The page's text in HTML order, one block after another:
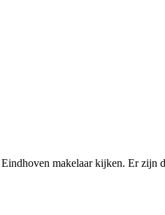
makelaar kijken. Er zijn